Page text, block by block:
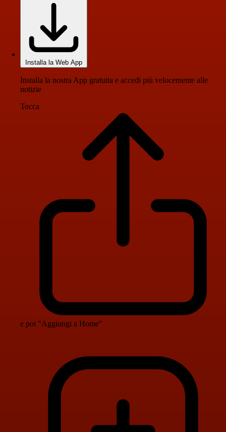
Installa la Web App
Installa la nostra App gratuita e accedi più velocemente alle
notizie
Tocca
e poi "Aggiungi a Home"